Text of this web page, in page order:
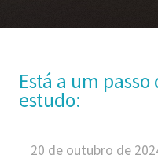
Está a um
estudo:
20 de outubro de